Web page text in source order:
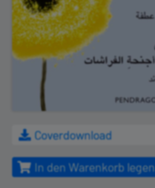
Coverdownload
In den Warenkorb legen